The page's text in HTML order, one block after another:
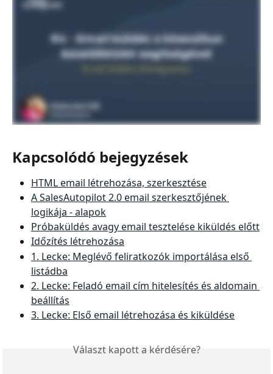
Kapcsolódó bejegyzések
HTML email létrehozása, szerkesztése
A SalesAutopilot 2.0 email szerkesztőjének
logikája - alapok
Próbaküldés avagy email tesztelése kiküldés előtt
Időzítés létrehozása
1. Lecke: Meglévő feliratkozók importálása első
listádba
2. Lecke: Feladó email cím hitelesítés és aldomain
beállítás
3. Lecke: Első email létrehozása és kiküldése
Választ kapott a kérdésére?